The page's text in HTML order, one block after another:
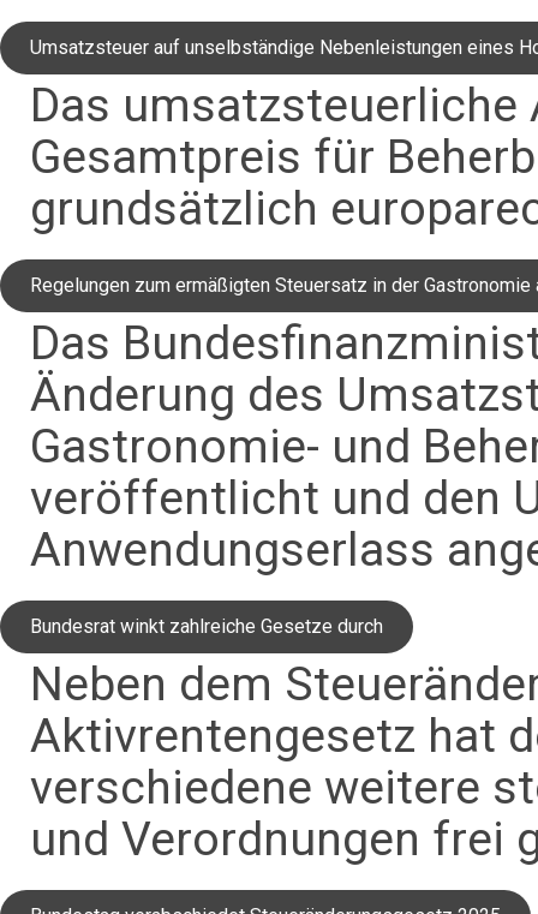
Umsatzsteuer auf unselbständige Nebenleistungen eines
Das
Gesamtpreis für
grundsätzlich
Regelungen zum ermäßigten Steuersatz in der Gastronomie
Das
Änderung des
Gastronomie- und
veröffentlicht und den
Anwendungserlass
Bundesrat winkt zahlreiche Gesetze durch
Neben dem
Aktivrentengesetz hat
verschiedene weitere
und Verordnungen frei